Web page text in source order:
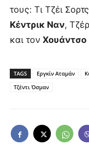
τους: Τι Τζέι
Κέντρικ Ναν,
και τον Χουάντσο
TAGS Εργκίν Αταμάν
Τζέντι Όσμαν